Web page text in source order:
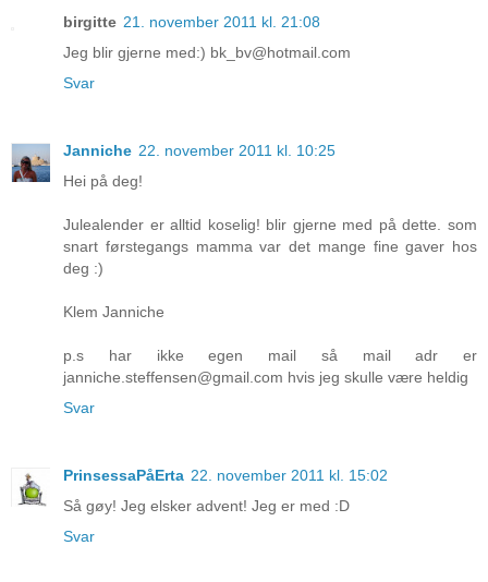
birgitte 21. november 2011 kl. 21:08
Jeg blir gjerne med:) bk_bv@hotmail.com
Svar
Janniche 22. november 2011 kl. 10:25
Hei på deg!
Julealender er alltid koselig! blir gjerne med på dette. som
snart førstegangs mamma var det mange fine gaver hos
deg :)
Klem Janniche
p.s har ikke egen mail så mail adr er
janniche.steffensen@gmail.com hvis jeg skulle være heldig
Svar
PrinsessaPåErta 22. november 2011 kl. 15:02
Så gøy! Jeg elsker advent! Jeg er med :D
Svar